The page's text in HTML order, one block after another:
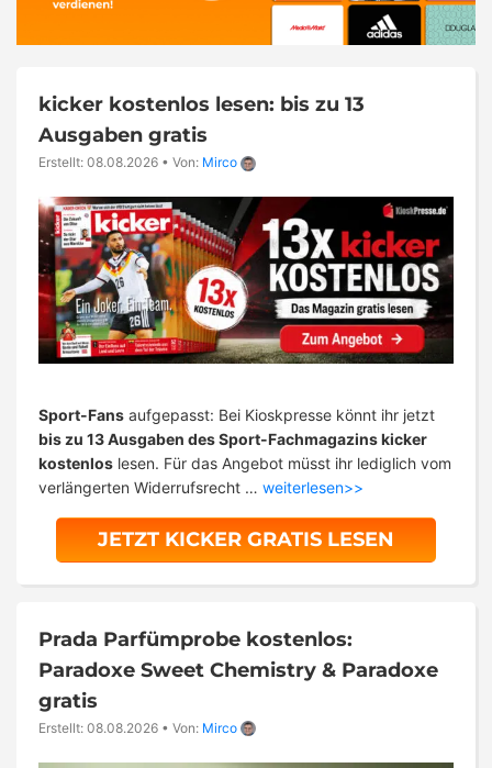
kicker kostenlos lesen: bis zu 13
Ausgaben gratis
Erstellt: 08.08.2026 • Von: Mirco
Sport-Fans aufgepasst: Bei Kioskpresse könnt ihr jetzt
bis zu 13 Ausgaben des Sport-Fachmagazins kicker
kostenlos lesen. Für das Angebot müsst ihr lediglich vom
verlängerten Widerrufsrecht … weiterlesen>>
JETZT KICKER GRATIS LESEN
Prada Parfümprobe kostenlos:
Paradoxe Sweet Chemistry & Paradoxe
gratis
Erstellt: 08.08.2026 • Von: Mirco